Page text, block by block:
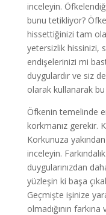
inceleyin.
bunu tetikliyor?
hissettiğinizi tam
yetersizlik hissinizi,
endişelerinizi mi
duygulardır ve siz
olarak kullanarak bu
Öfkenin temelinde
korkmanız gerekir.
Korkunuza
inceleyin.
duygularınızdan
yüzleşin ki başa
Geçmişte işinize
olmadığının farkına